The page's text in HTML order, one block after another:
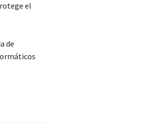
el
de